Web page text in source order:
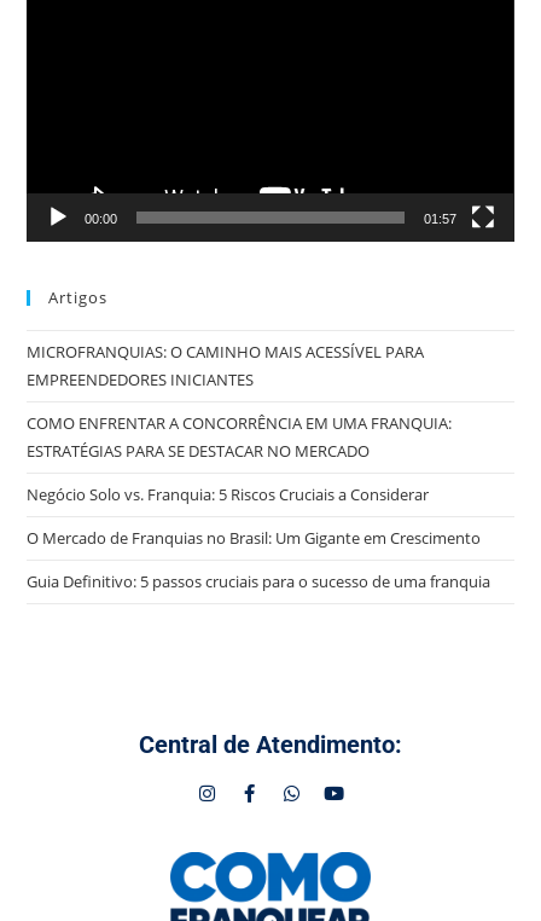
00:00 01:57
Artigos
MICROFRANQUIAS: O CAMINHO MAIS ACESSÍVEL PARA
EMPREENDEDORES INICIANTES
COMO ENFRENTAR A CONCORRÊNCIA EM UMA FRANQUIA:
ESTRATÉGIAS PARA SE DESTACAR NO MERCADO
Negócio Solo vs. Franquia: 5 Riscos Cruciais a Considerar
O Mercado de Franquias no Brasil: Um Gigante em Crescimento
Guia Definitivo: 5 passos cruciais para o sucesso de uma franquia
Central de Atendimento: